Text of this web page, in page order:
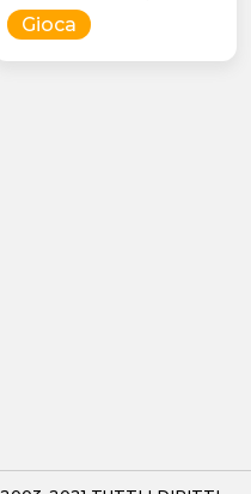
Gioca